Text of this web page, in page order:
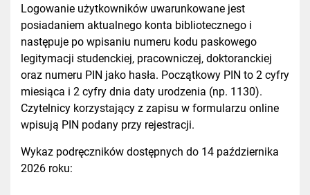
Logowanie użytkowników uwarunkowane jest
posiadaniem aktualnego konta bibliotecznego i
następuje po wpisaniu numeru kodu paskowego
legitymacji studenckiej, pracowniczej, doktoranckiej
oraz numeru PIN jako hasła. Początkowy PIN to 2 cyfry
miesiąca i 2 cyfry dnia daty urodzenia (np. 1130).
Czytelnicy korzystający z zapisu w formularzu online
wpisują PIN podany przy rejestracji.
Wykaz podręczników dostępnych do 14 października
2026 roku: